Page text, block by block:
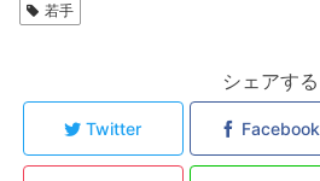
若手
シェアする
Twitter Facebook